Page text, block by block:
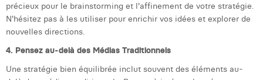
Pieter Maesmans
Sebastiaan Reeskamp
précieux pour le brainstorming et l'affinement de votre stratégie.
N'hésitez pas à les utiliser pour enrichir vos idées et explorer de
nouvelles directions.
4. Pensez au-delà des Médias Traditionnels
Une stratégie bien équilibrée inclut souvent des éléments au-